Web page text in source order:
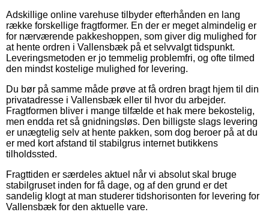
Adskillige online varehuse tilbyder efterhånden en lang
række forskellige fragtformer. En der er meget almindelig er
for nærværende pakkeshoppen, som giver dig mulighed for
at hente ordren i Vallensbæk på et selvvalgt tidspunkt.
Leveringsmetoden er jo temmelig problemfri, og ofte tilmed
den mindst kostelige mulighed for levering.
Du bør på samme måde prøve at få ordren bragt hjem til din
privatadresse i Vallensbæk eller til hvor du arbejder.
Fragtformen bliver i mange tilfælde et hak mere bekostelig,
men endda ret så gnidningsløs. Den billigste slags levering
er unægtelig selv at hente pakken, som dog beroer på at du
er med kort afstand til stabilgrus internet butikkens
tilholdssted.
Fragttiden er særdeles aktuel når vi absolut skal bruge
stabilgruset inden for få dage, og af den grund er det
sandelig klogt at man studerer tidshorisonten for levering for
Vallensbæk for den aktuelle vare.